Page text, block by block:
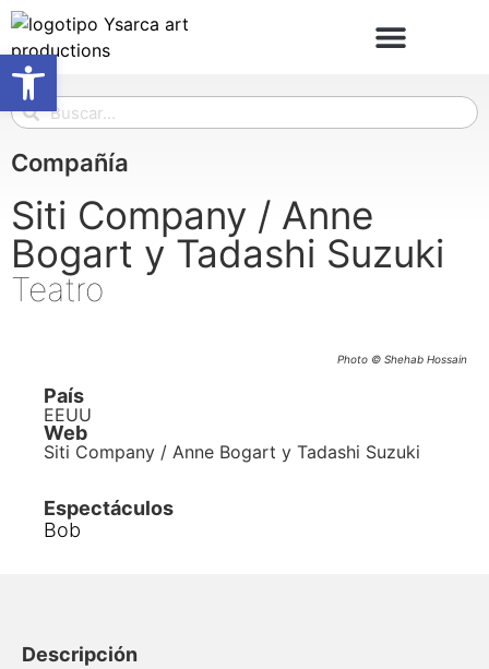
Compañía
Siti Company / Anne
Bogart y Tadashi Suzuki
Teatro
Photo © Shehab Hossain
País
EEUU
Web
Siti Company / Anne Bogart y Tadashi Suzuki
Espectáculos
Bob
Descripción
Abrir barra de herramientas